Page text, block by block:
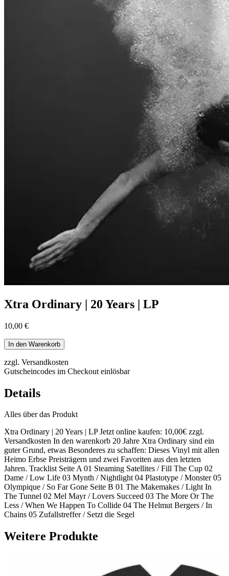
Xtra Ordinary | 20 Years | LP
10,00 €
In den Warenkorb
zzgl. Versandkosten
Gutscheincodes im Checkout einlösbar
Details
Alles über das Produkt
Xtra Ordinary | 20 Years | LP Jetzt online kaufen: 10,00€ zzgl.
Versandkosten In den warenkorb 20 Jahre Xtra Ordinary sind ein
guter Grund, etwas Besonderes zu schaffen: Dieses Vinyl mit allen
Heimo Erbse Preisträgern und zwei Favoriten aus den letzten
Jahren. Tracklist Seite A 01 Steaming Satellites / Fill The Cup 02
Dame / Low Life 03 Mynth / Nightlight 04 Plastotype / Monster 05
Olympique / So Far Gone Seite B 01 The Makemakes / Light In
The Tunnel 02 Mel Mayr / Lovers Succeed 03 The More Or The
Less / When We Happen To Collide 04 The Helmut Bergers / In
Chains 05 Zufallstreffer / Setzt die Segel
Weitere Produkte